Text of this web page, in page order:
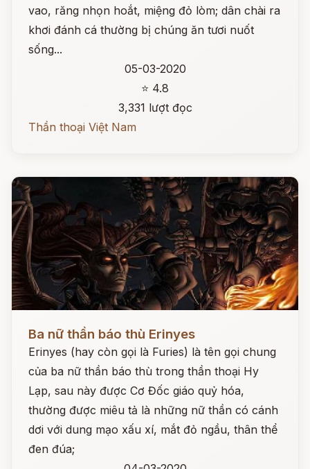
vao, răng nhọn hoắt, miệng đỏ lòm; dân chài ra
khơi đánh cá thường bị chúng ăn tươi nuốt
sống...
05-03-2020
⭐ 4.8
3,331 lượt đọc
Thần thoại Việt Nam
Ba nữ thần báo thù Erinyes
Erinyes (hay còn gọi là Furies) là tên gọi chung
của ba nữ thần báo thù trong thần thoại Hy
Lạp, sau này được Cơ Đốc giáo quỷ hóa,
thường được miêu tả là những nữ thần có cánh
dơi với dung mạo xấu xí, mắt đỏ ngầu, thân thể
đen đúa;